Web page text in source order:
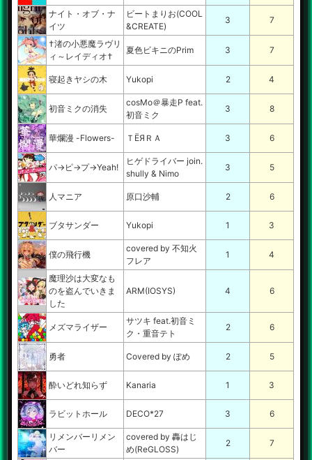
ナイト・オブ・ナ
イツ
ビートまりお(COOL
&CREATE)
3 7
†渚の小悪魔ラヴリ
ィ～レイディオ†
夏色ビキニのPrim 3 7
寝起きヤシの木 Yukopi 2 4
初音ミクの消失
cosMo＠暴走P feat.
初音ミク
3 8
華爛漫 -Flowers- ＴЁЯＲＡ 3 6
パ→ピ→プ→Yeah!
ヒゲドライバー join.
shully & Nimo
3 5
人マニア 原口沙輔 2 6
ブタサンダー Yukopi 1 3
僕の飛行機
covered by 不知火
フレア
1 4
魔理沙は大変なも
のを盗んでいきま
した
ARM(IOSYS) 4 6
メズマライザー
サツキ feat.初音ミ
ク・重音テト
2 6
勇者 Covered by ぽめ 2 5
酔いどれ知らず Kanaria 1 3
ラビットホール DECO*27 3 6
リメンバーリメン
バー
covered by 轟はじ
め(ReGLOSS)
2 7